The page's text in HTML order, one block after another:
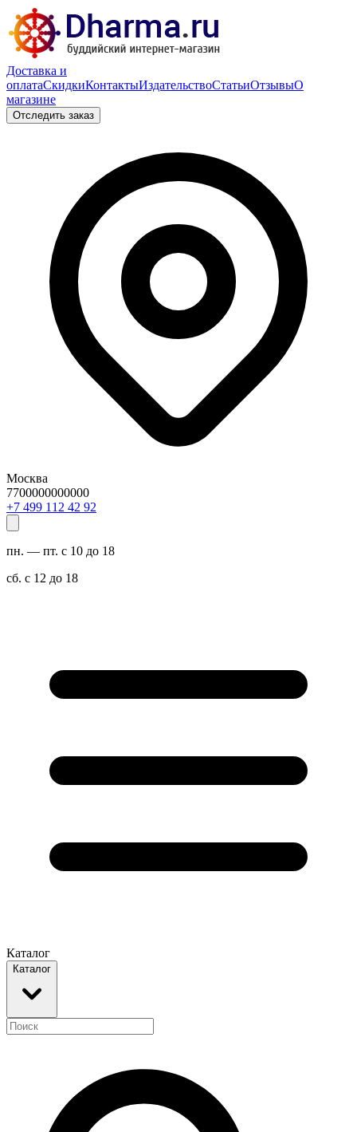
Доставка и
оплатаСкидкиКонтактыИздательствоСтатьиОтзывыО
магазине
Отследить заказ
Москва
7700000000000
29 24 211 994 7+
пн. — пт. с 10 до 18
сб. с 12 до 18
Каталог
Каталог